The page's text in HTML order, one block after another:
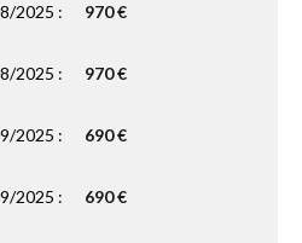
2025 : 970 €
2025 : 970 €
2025 : 690 €
2025 : 690 €